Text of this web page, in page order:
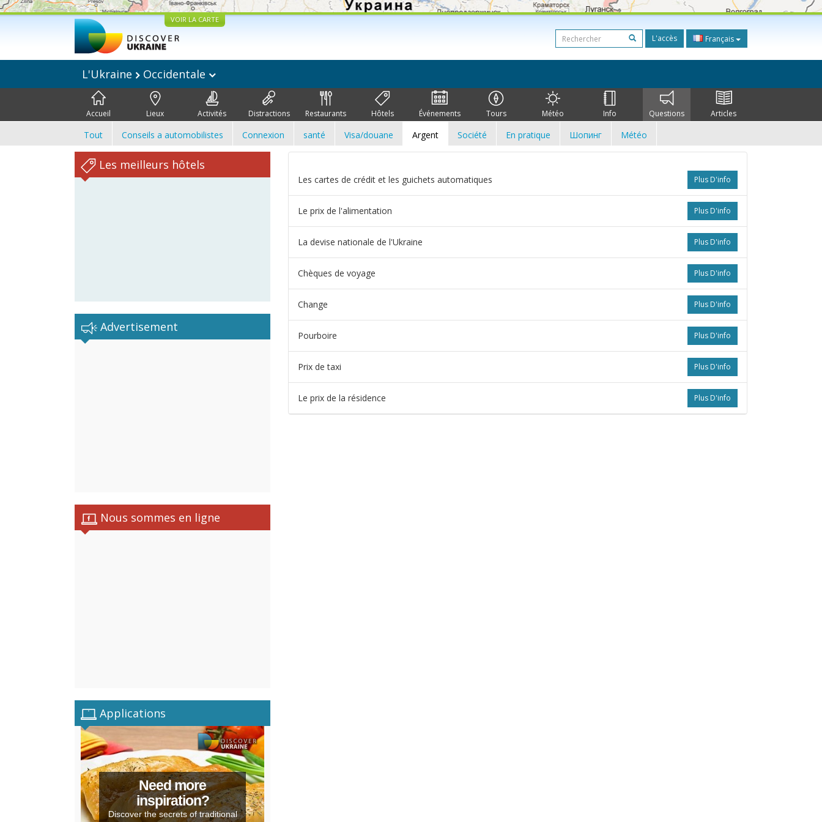
VOIR LA CARTE
L'accès Français
L'Ukraine Occidentale
Accueil Lieux Activités Distractions Restaurants Hôtels Événements Tours Météo Info Questions Articles
Tout Conseils a automobilistes Connexion santé Visa/douane Argent Société En pratique Шопинг Météo
Les meilleurs hôtels
Advertisement
Nous sommes en ligne
Applications
Need more
inspiration?
Discover the secrets of traditional
Plus D'info
Les cartes de crédit et les guichets automatiques
Plus D'info
Le prix de l'alimentation
Plus D'info
La devise nationale de l'Ukraine
Plus D'info
Сhèques de voyage
Plus D'info
Change
Plus D'info
Pourboire
Plus D'info
Prix de taxi
Plus D'info
Le prix de la résidence